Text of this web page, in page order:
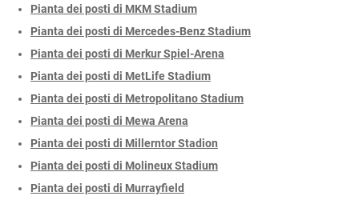
Pianta dei posti di MKM Stadium
Pianta dei posti di Mercedes-Benz Stadium
Pianta dei posti di Merkur Spiel-Arena
Pianta dei posti di MetLife Stadium
Pianta dei posti di Metropolitano Stadium
Pianta dei posti di Mewa Arena
Pianta dei posti di Millerntor Stadion
Pianta dei posti di Molineux Stadium
Pianta dei posti di Murrayfield